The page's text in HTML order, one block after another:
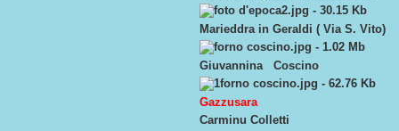
Marieddra in Geraldi ( Via S. Vito)
Giuvannina Coscino
Gazzusara
Carminu Colletti